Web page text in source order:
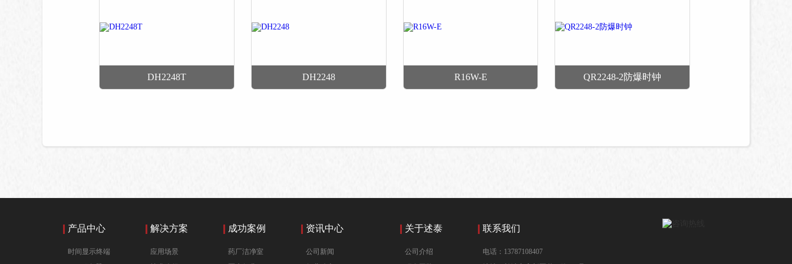
DH2248T DH2248 R16W-E QR2248-2防爆时钟
产品中心
时间显示终端
解决方案
应用场景
成功案例
药厂洁净室
资讯中心
公司新闻
关于述泰
公司介绍
联系我们
电话：13787108407